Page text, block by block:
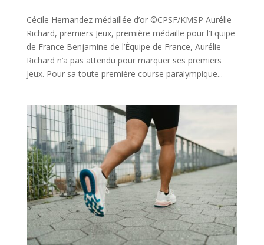
Cécile Hernandez médaillée d’or ©CPSF/KMSP Aurélie
Richard, premiers Jeux, première médaille pour l’Equipe
de France Benjamine de l’Équipe de France, Aurélie
Richard n’a pas attendu pour marquer ses premiers
Jeux. Pour sa toute première course paralympique...